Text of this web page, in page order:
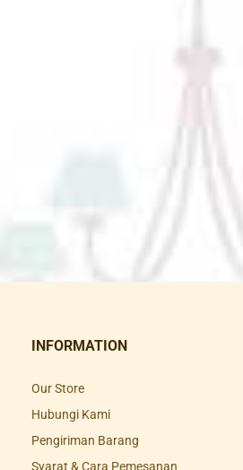
INFORMATION
Our Store
Hubungi Kami
Pengiriman Barang
Syarat & Cara Pemesanan